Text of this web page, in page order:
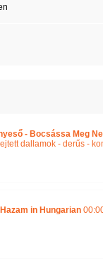
- Bocsássa Meg
dallamok - derűs -
in Hungarian